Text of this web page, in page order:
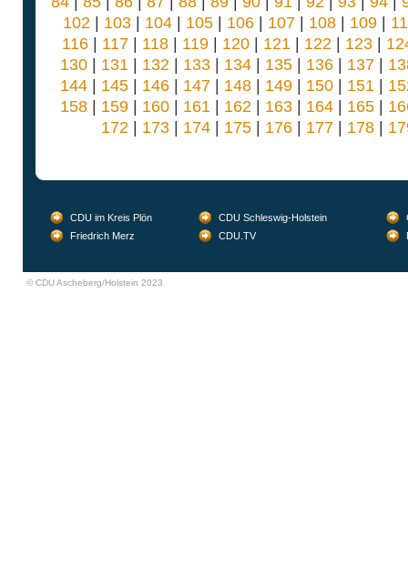
102 | 103 | 104 | 105 | 106 | 107 | 108 | 109 |
116| 117| 118| 119| 120| 121 | 122 | 123|
130| 131 | 132 | 133| 134| 135| 136| 137|
144| 145| 146| 147| 148| 149| 150| 151 |
158| 159| 160| 161 | 162 | 163| 164| 165|
172 | 173| 174| 175| 176| 177| 178|
CDU im Kreis Plön CDU Schleswig-Holstein
Friedrich Merz
CDU.TV
© CDU Ascheberg/Holstein 2023